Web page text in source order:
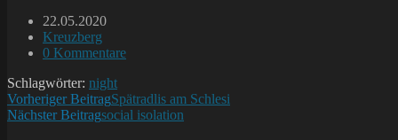
Beitrag
veröffentlicht:
22.05.2020
Beitrags-
Kategorie:
Kreuzberg
Beitrags-
0 Kommentare
Schlagwörter: night
Weitere
Artikel
Vorheriger BeitragSpätradlis am Schlesi
Nächster Beitragsocial isolation